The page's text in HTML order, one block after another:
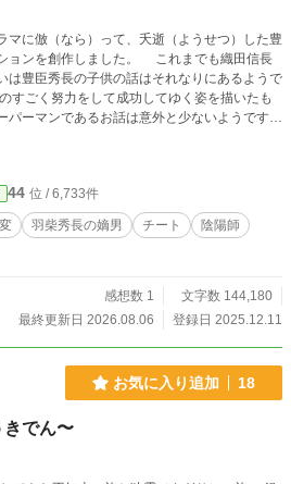
に倣（なら）って、夭逝（ようせつ）した豊
ョンを創作しました。 これまでも織田信長
は豊臣秀長の子供の話はそれなりにあるようで
パーマンであるお話は意外と少ないようです。
を戦国時代に生かしたり、歴史を知っている
りますけれどね。 ヤッパリ、ラノ
ちゃ、・・・。 というわけで、戦国時代の
郎に、特殊能力を持って転生した令和の高卒生
あり、多少は
が、『歴史改変』が主題です。 とりあえ
予定でおります。
44 位 / 6,733件
羽柴秀長の嫡男 チート
陰陽師
感想数 1
文字数 144,180
最終更新日 2026.08.06
登録日 2025.12.11
お気に入り追加 18
でん〜